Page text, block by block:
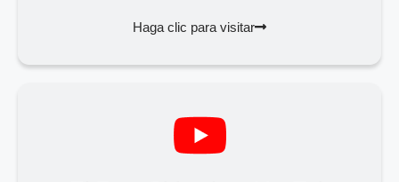
Haga clic para visitar